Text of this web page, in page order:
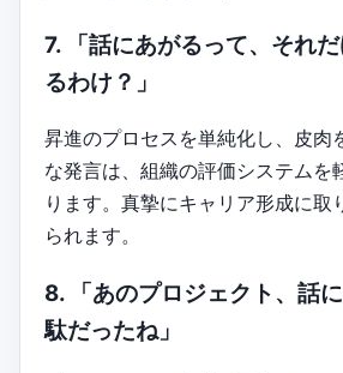
7. 「話にあがるって、それ
るわけ？」
昇進のプロセスを単純化し、皮肉
な発言は、組織の評価システムを
ります。真摯にキャリア形成に取
られます。
8. 「あのプロジェクト、話
駄だったね」